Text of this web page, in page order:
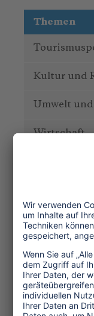
Themen
Kultur und
Umwelt
Wirtschaft
Service
One
Reisen